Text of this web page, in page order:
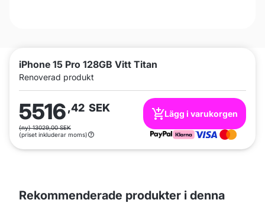
iPhone 15 Pro 128GB Vitt Titan
Renoverad produkt
5516,42 SEK
(ny) 13029,00 SEK
(priset inkluderar moms)
Lägg i varukorgen
Rekommenderade produkter i denna